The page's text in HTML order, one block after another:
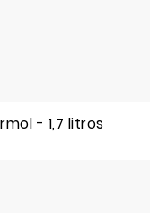
- 1,7 litros